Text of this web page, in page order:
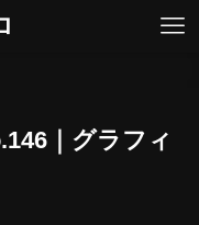
｜グラフィ